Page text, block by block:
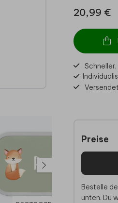
20,99 €
Preise
Bestelle
unten. Du